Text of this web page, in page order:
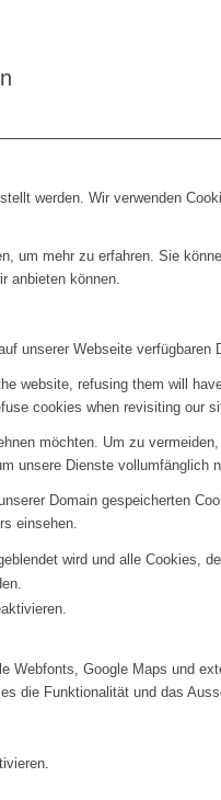
werden. Wir verwenden
um mehr zu erfahren. Sie
anbieten können.
unserer Webseite
website, refusing them will
cookies when revisiting our
möchten. Um zu
unsere Dienste
Domain gespeicherten
einsehen.
wird und alle Cookies,
Webfonts, Google Maps und
die Funktionalität und das